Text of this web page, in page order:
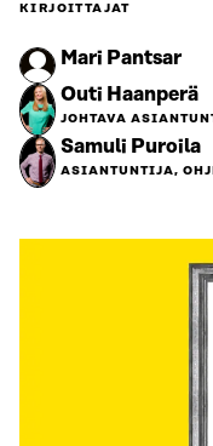
KIRJOITTAJAT
Mari Pantsar
Outi Haanperä
JOHTAVA
Samuli Puroila
ASIANTUNTIJA,